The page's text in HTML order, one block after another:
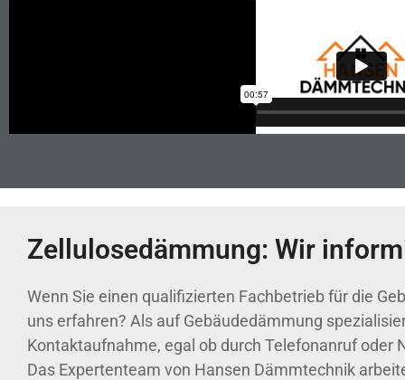
Zellulosedämmung: Wir
Wenn Sie einen qualifizierten Fachbetrieb für die
uns erfahren? Als auf Gebäudedämmung
Kontaktaufnahme, egal ob durch Telefonanruf oder
Das Expertenteam von Hansen Dämmtechnik